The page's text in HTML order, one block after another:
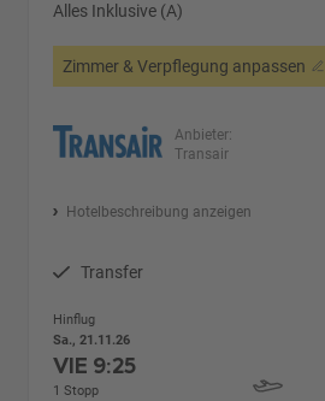
Alles Inklusive (A)
Zimmer & Verpflegung anpassen
Anbieter:
Transair
Hotelbeschreibung anzeigen
Transfer
Hinflug
Sa., 21.11.26
VIE 9:25
1 Stopp